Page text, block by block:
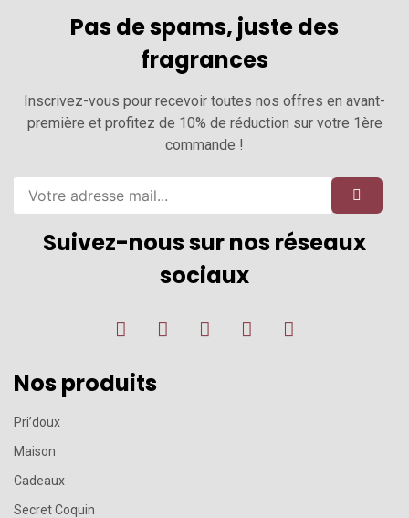
Pas de spams, juste des
fragrances
Inscrivez-vous pour recevoir toutes nos offres en avant-
première et profitez de 10% de réduction sur votre 1ère
commande !
Suivez-nous sur nos réseaux
sociaux
Nos produits
Pri’doux
Maison
Cadeaux
Secret Coquin